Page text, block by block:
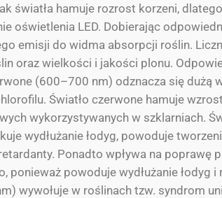
światła hamuje rozrost korzeni,
oświetlenia LED. Dobierając
emisji do widma absorpcji roślin.
oraz wielkości i jakości plonu.
(600–700 nm) odznacza się dużą
Światło czerwone hamuje
wykorzystywanych w szklarniach.
wydłużanie łodyg, powoduje
Ponadto wpływa na poprawę
ponieważ powoduje wydłużanie
wywołuje w roślinach tzw. syndrom